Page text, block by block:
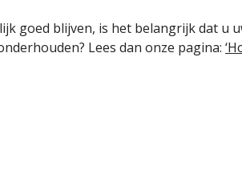
goed blijven, is het belangrijk dat u
Lees dan onze pagina: